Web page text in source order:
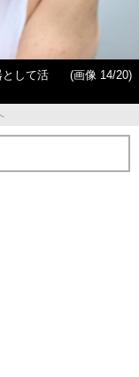
して活
(画像 14/20)